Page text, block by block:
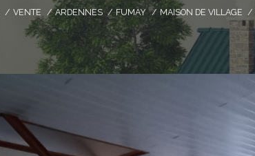
VENTE ARDENNES FUMAY MAISON DE VILLAGE